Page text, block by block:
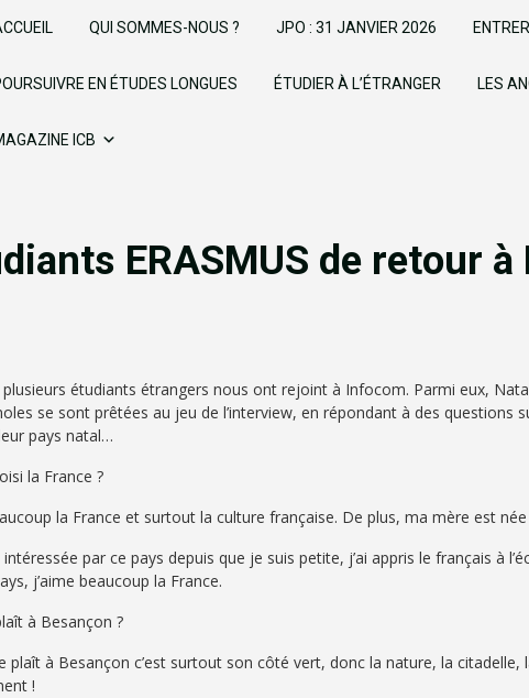
QUI SOMMES-NOUS ? JPO : 31 JANVIER 2026
EN ÉTUDES LONGUES ÉTUDIER À L’ÉTRANGER LES
ICB
ERASMUS de retour à
étudiants étrangers nous ont rejoint à Infocom. Parmi eux,
se sont prêtées au jeu de l’interview, en répondant à des questions
pays natal…
la France ?
la France et surtout la culture française. De plus, ma mère est
intéressée par ce pays depuis que je suis petite, j’ai appris le français à
j’aime beaucoup la France.
à Besançon ?
plaît à Besançon c’est surtout son côté vert, donc la nature, la citadelle,
!